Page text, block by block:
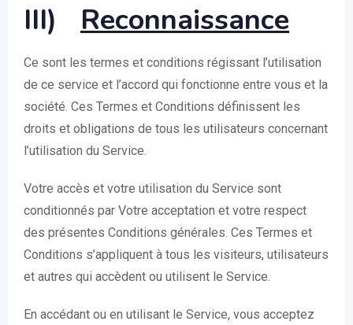
III) Reconnaissance
Ce sont les termes et conditions régissant l’utilisation
de ce service et l’accord qui fonctionne entre vous et la
société. Ces Termes et Conditions définissent les
droits et obligations de tous les utilisateurs concernant
l’utilisation du Service.
Votre accès et votre utilisation du Service sont
conditionnés par Votre acceptation et votre respect
des présentes Conditions générales. Ces Termes et
Conditions s’appliquent à tous les visiteurs, utilisateurs
et autres qui accèdent ou utilisent le Service.
En accédant ou en utilisant le Service, vous acceptez